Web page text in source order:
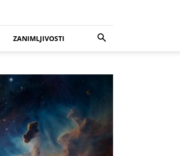
ZANIMLJIVOSTI